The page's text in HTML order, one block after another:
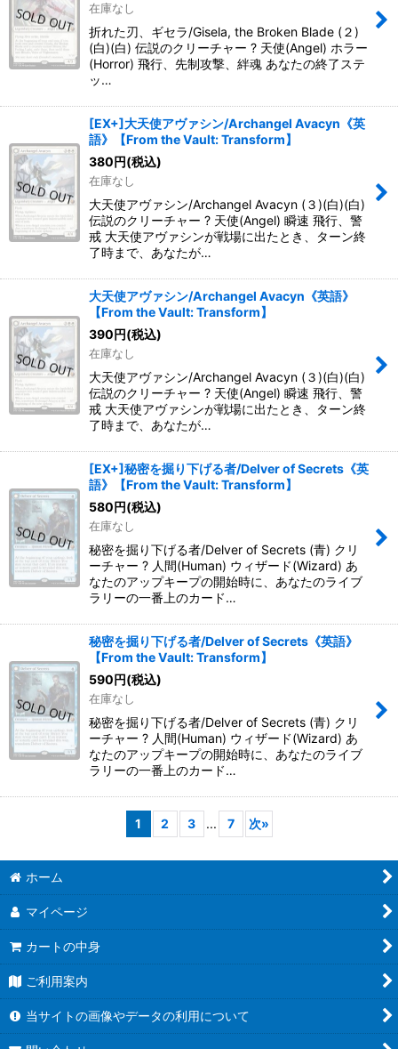
在庫なし
折れた刃、ギセラ/Gisela, the Broken Blade (２)
(白)(白) 伝説のクリーチャー ? 天使(Angel) ホラー
(Horror) 飛行、先制攻撃、絆魂 あなたの終了ステ
ッ…
[EX+]大天使アヴァシン/Archangel Avacyn《英
語》【From the Vault: Transform】
380円(税込)
在庫なし
大天使アヴァシン/Archangel Avacyn (３)(白)(白)
伝説のクリーチャー ? 天使(Angel) 瞬速 飛行、警
戒 大天使アヴァシンが戦場に出たとき、ターン終
了時まで、あなたが…
大天使アヴァシン/Archangel Avacyn《英語》
【From the Vault: Transform】
390円(税込)
在庫なし
大天使アヴァシン/Archangel Avacyn (３)(白)(白)
伝説のクリーチャー ? 天使(Angel) 瞬速 飛行、警
戒 大天使アヴァシンが戦場に出たとき、ターン終
了時まで、あなたが…
[EX+]秘密を掘り下げる者/Delver of Secrets《英
語》【From the Vault: Transform】
580円(税込)
在庫なし
秘密を掘り下げる者/Delver of Secrets (青) クリ
ーチャー ? 人間(Human) ウィザード(Wizard) あ
なたのアップキープの開始時に、あなたのライブ
ラリーの一番上のカード…
秘密を掘り下げる者/Delver of Secrets《英語》
【From the Vault: Transform】
590円(税込)
在庫なし
秘密を掘り下げる者/Delver of Secrets (青) クリ
ーチャー ? 人間(Human) ウィザード(Wizard) あ
なたのアップキープの開始時に、あなたのライブ
ラリーの一番上のカード…
1 2 3 ... 7 次»
ホーム
マイページ
カートの中身
ご利用案内
当サイトの画像やデータの利用について